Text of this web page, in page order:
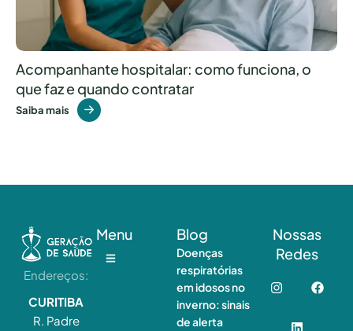
Acompanhante hospitalar: como funciona, o
que faz e quando contratar
Saiba mais
Endereços:
CURITIBA
R. Padre
Menu Blog
Doenças
respiratórias
em idosos no
inverno: sinais
de alerta
Nossas
Redes